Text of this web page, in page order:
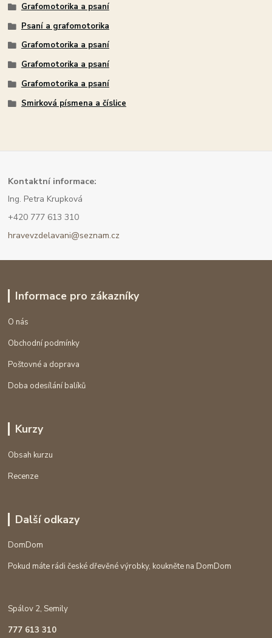
Grafomotorika a psaní
Psaní a grafomotorika
Grafomotorika a psaní
Grafomotorika a psaní
Grafomotorika a psaní
Smirková písmena a číslice
Kontaktní informace:
Ing. Petra Krupková
+420 777 613 310
hravevzdelavani@seznam.cz
Informace pro zákazníky
O nás
Obchodní podmínky
Poštovné a doprava
Doba odesílání balíků
Kurzy
Obsah kurzu
Recenze
Další odkazy
DomDom
Pokud máte rádi české dřevěné výrobky, koukněte na DomDom
Spálov 2, Semily
777 613 310